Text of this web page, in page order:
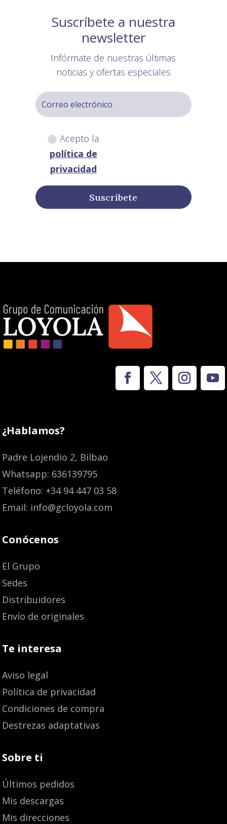
Suscríbete a nuestra
newsletter
Infórmate de nuestras últimas
noticias y ofertas especiales
Acepto la
política de
privacidad
Suscríbete
¿Hablamos?
Padre Lojendio 2, Bilbao
Whatsapp: 636139795
Teléfono: +34 94 447 03 58
Email: info@gcloyola.com
Conócenos
El Grupo
Sedes
Distribuidores
Envío de originales
Te interesa
Aviso legal
Política de privacidad
Condiciones de compra
Destrezas adaptativas
Sobre ti
Últimos pedidos
Mis descargas
Mis direcciones